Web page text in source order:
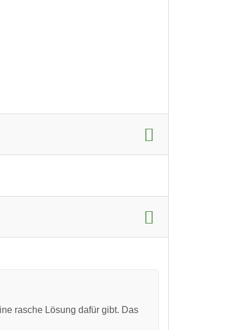
rasche Lösung dafür gibt. Das